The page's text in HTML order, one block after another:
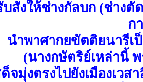
บสั่งให้ช่างกัลบก (ช่างตั
ก
นำพาศากยขัตติยนารีเ
(นางกษัตริย์เหล่านี้
ด็จมุ่งตรงไปยังเมืองเวส